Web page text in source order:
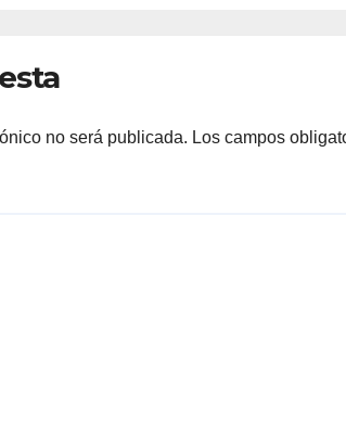
no será publicada. Los campos